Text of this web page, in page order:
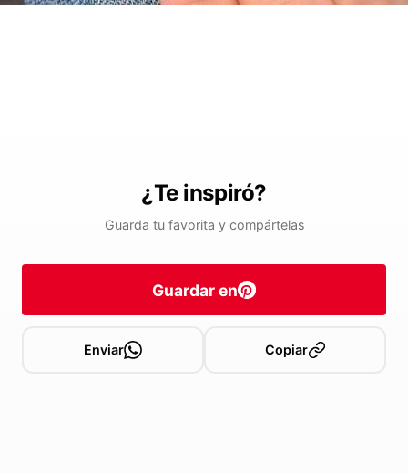
¿Te inspiró?
Guarda tu favorita y compártelas
Guardar en
Enviar Copiar